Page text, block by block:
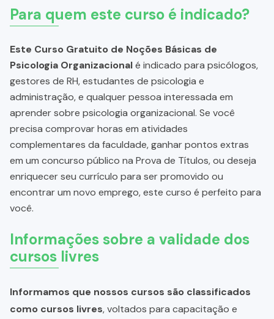
Para quem este curso é indicado?
Este Curso Gratuito de Noções Básicas de
Psicologia Organizacionalé indicado para psicólogos,
gestores de RH, estudantes de psicologia e
administração, e qualquer pessoa interessada em
aprender sobre psicologia organizacional. Se você
precisa comprovar horas em atividades
complementares da faculdade, ganhar pontos extras
em um concurso público na Prova de Títulos, ou deseja
enriquecer seu currículo para ser promovido ou
encontrar um novo emprego, este curso é perfeito para
você.
Informações sobre a validade dos
cursos livres
Informamos que nossos cursos são classificados
como cursos livres, voltados para capacitação e